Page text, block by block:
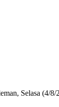
Selasa (4/